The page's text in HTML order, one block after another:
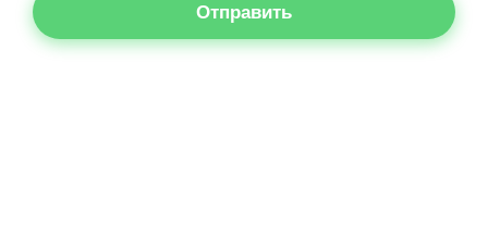
Отправить